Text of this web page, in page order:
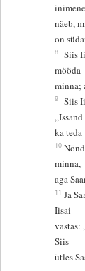
näeb,
on
8 Siis
mööda
minna;
9 Siis
ka
10
minna,
aga
11 Ja
Iisai
vastas:
Siis
ütles